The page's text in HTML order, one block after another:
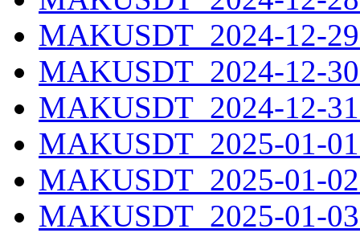
MAKUSDT_2024-12-
MAKUSDT_2024-12-
MAKUSDT_2024-12-
MAKUSDT_2025-01-
MAKUSDT_2025-01-
MAKUSDT_2025-01-